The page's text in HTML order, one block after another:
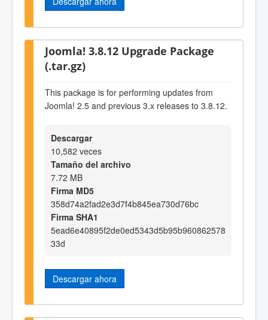
Joomla! 3.8.12 Upgrade Package
(.tar.gz)
This package is for performing updates from
Joomla! 2.5 and previous 3.x releases to 3.8.12.
Descargar
10,582 veces
Tamaño del archivo
7.72 MB
Firma MD5
358d74a2fad2e3d7f4b845ea730d76bc
Firma SHA1
5ead6e40895f2de0ed5343d5b95b960862578
33d
Descargar ahora